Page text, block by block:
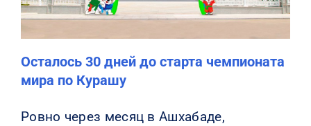
Осталось 30 дней до старта чемпионата
мира по Курашу
Ровно через месяц в Ашхабаде,